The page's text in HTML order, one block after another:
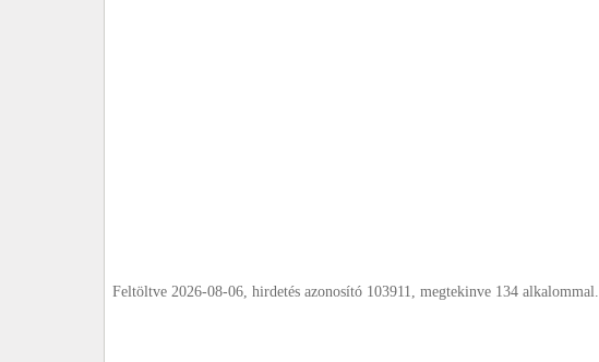
Feltöltve 2026-08-06, hirdetés azonosító 103911, megtekinve 134 alkalommal.